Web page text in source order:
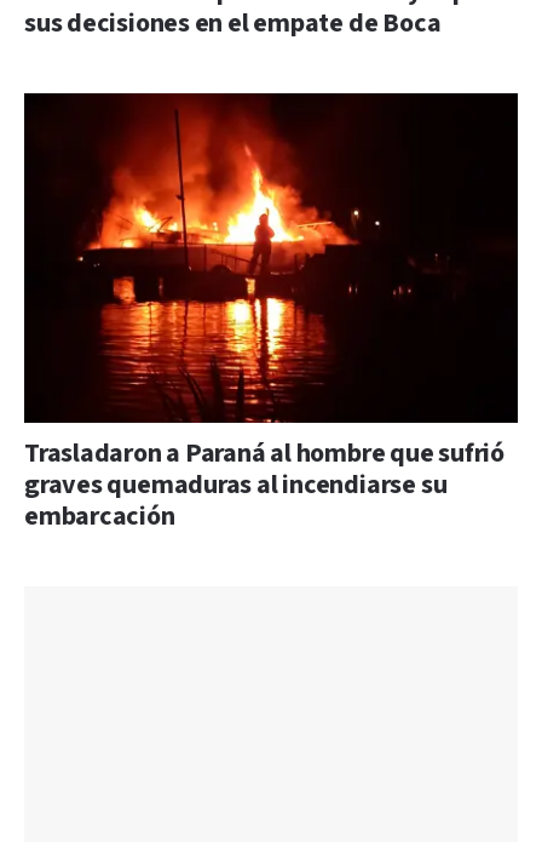
sus decisiones en el empate de Boca
Trasladaron a Paraná al hombre que sufrió
graves quemaduras al incendiarse su
embarcación